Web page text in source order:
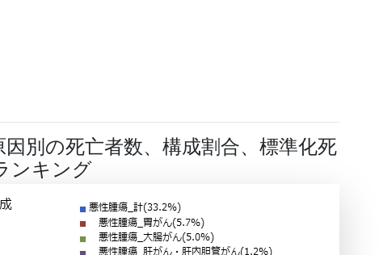
別の死亡者数、構成割合、標準化死
ンキング